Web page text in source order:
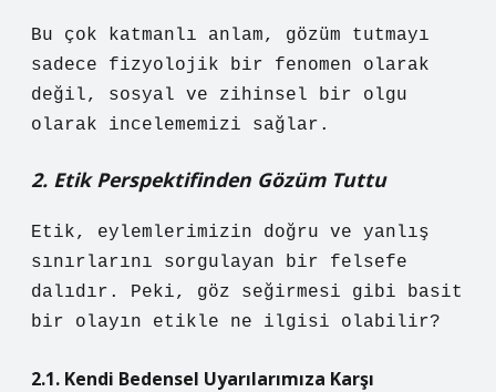
Bu çok katmanlı anlam, gözüm tutmayı
sadece fizyolojik bir fenomen olarak
değil, sosyal ve zihinsel bir olgu
olarak incelememizi sağlar.
2. Etik Perspektifinden Gözüm Tuttu
Etik, eylemlerimizin doğru ve yanlış
sınırlarını sorgulayan bir felsefe
dalıdır. Peki, göz seğirmesi gibi basit
bir olayın etikle ne ilgisi olabilir?
2.1. Kendi Bedensel Uyarılarımıza Karşı